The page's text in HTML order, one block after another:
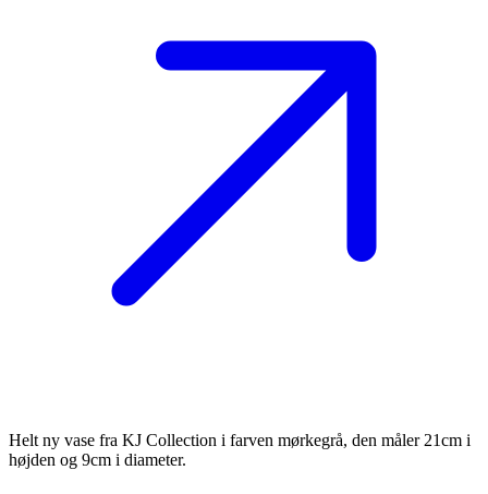
Helt ny vase fra KJ Collection i farven mørkegrå, den måler 21cm i
højden og 9cm i diameter.